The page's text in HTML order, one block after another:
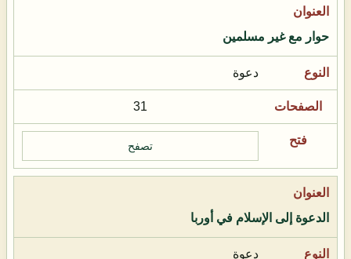
حوار مع غير مسلمين
دعوة
31
تصفح
الدعوة إلى الإسلام في أوربا
دعوة